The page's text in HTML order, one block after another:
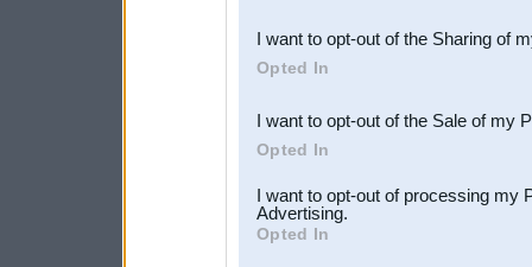
Downstream Participants
third parties.
I want to opt-out of the Sharing of
Opted In
I want to opt-out of the Sale of my
Opted In
I want to opt-out of processing my
Advertising.
Opted In